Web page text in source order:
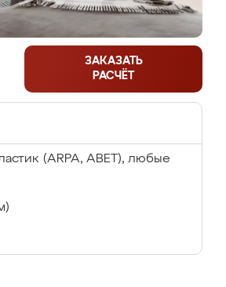
ЗАКАЗАТЬ
РАСЧЁТ
(ARPA, ABET), любые